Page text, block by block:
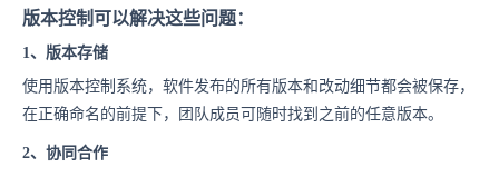
版本控制可以解决这些问题：
1、版本存储
使用版本控制系统，软件发布的所有版本和改动细节都会被保存，
在正确命名的前提下，团队成员可随时找到之前的任意版本。
2、协同合作